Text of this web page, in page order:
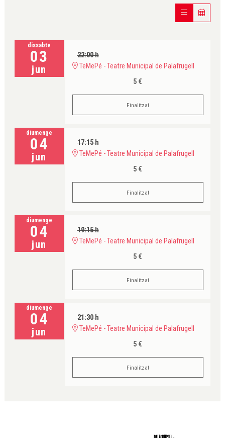
dissabte
03
jun
22:00 h
TeMePé - Teatre Municipal de Palafrugell
5 €
Finalitzat
diumenge
04
jun
17:15 h
TeMePé - Teatre Municipal de Palafrugell
5 €
Finalitzat
diumenge
04
jun
19:15 h
TeMePé - Teatre Municipal de Palafrugell
5 €
Finalitzat
diumenge
04
jun
21:30 h
TeMePé - Teatre Municipal de Palafrugell
5 €
Finalitzat